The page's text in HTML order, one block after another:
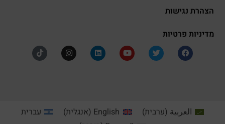
הצהרת נגישות
מדיניות פרטיות
العربية (ערבית)
English
(אנגלית)
עברית